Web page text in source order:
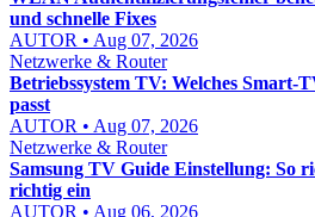
und schnelle Fixes
AUTOR • Aug 07, 2026
Netzwerke & Router
Betriebssystem TV: Welches Smart-
passt
AUTOR • Aug 07, 2026
Netzwerke & Router
Samsung TV Guide Einstellung: So
richtig ein
AUTOR • Aug 06, 2026